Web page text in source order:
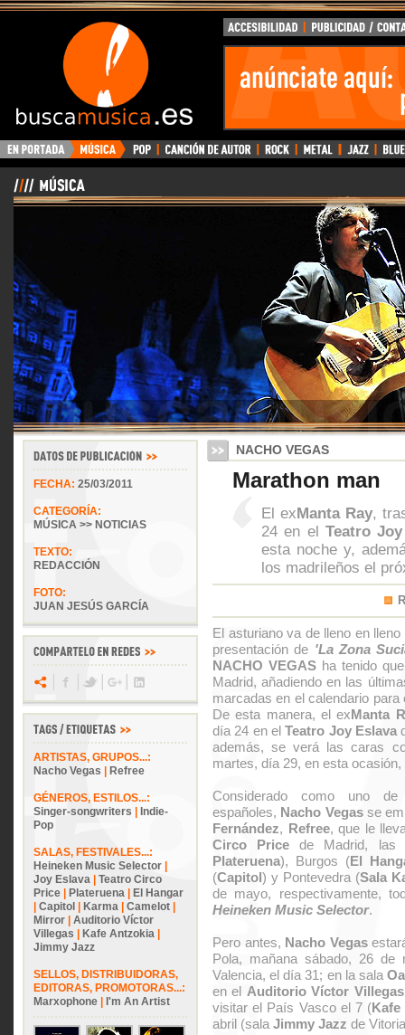
BuscaMusica.es
FECHA: 25/03/2011
CATEGORÍA:
MÚSICA >> NOTICIAS
TEXTO:
REDACCIÓN
FOTO:
JUAN JESÚS GARCÍA
ARTISTAS, GRUPOS...:
Nacho Vegas
Refree
GÉNEROS, ESTILOS...:
Singer-songwriters
Indie-
Pop
SALAS, FESTIVALES...:
Heineken Music Selector
Joy Eslava
Teatro Circo
Price
Plateruena
El Hangar
Capitol Karma Camelot
Mirror
Auditorio Víctor
Villegas
Kafe Antzokia
Jimmy Jazz
SELLOS, DISTRIBUIDORAS,
EDITORAS, PROMOTORAS...:
Marxophone
I'm An Artist
NACHO VEGAS
Marathon man
El exManta Ray,
24 en el Teatro
esta noche y,
los madrileños el
El asturiano va de lleno en
presentación de 'La Zona
NACHO VEGAS ha tenido
Madrid, añadiendo en las
marcadas en el calendario
De esta manera, el exManta
día 24 en elTeatro Joy Eslava
además, se verá las caras
martes, día 29, en esta
Considerado como uno
españoles, Nacho Vegasse
Fernández, Refree, que le
Circo Price de Madrid, las
Plateruena), Burgos (El
(Capitol) y Pontevedra (Sala
de mayo, respectivamente,
Heineken Music Selector.
Pero antes, Nacho Vegas
Pola, mañana sábado, 26
Valencia, el día 31; en la sala
en el Auditorio Víctor Villegas
visitar el País Vasco el 7 (Kafe
abril (sala Jimmy Jazz de